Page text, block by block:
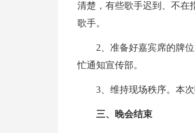
清楚，有些歌手迟到、不在
歌手。
2、准备好嘉宾席的牌
忙通知宣传部。
3、维持现场秩序。本
三、晚会结束